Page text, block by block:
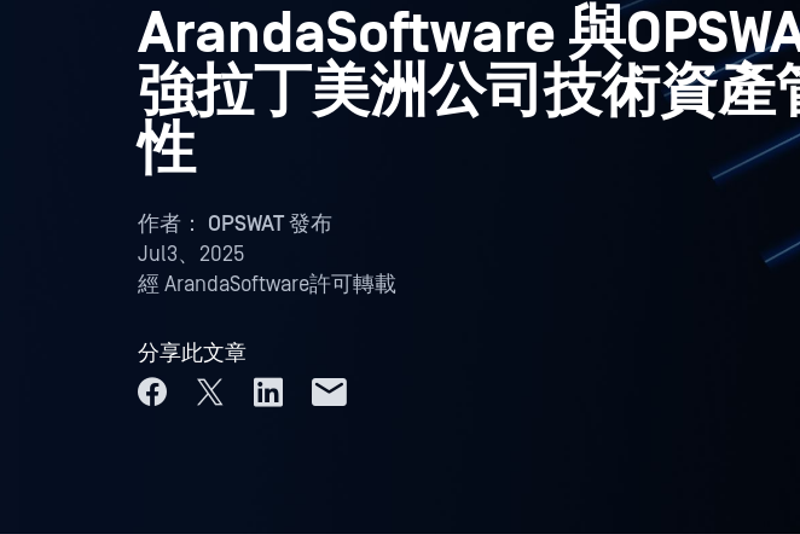
ArandaSoftware 與
強拉丁美洲公司技術資
性
作者： OPSWAT 發布
Jul3、2025
經 ArandaSoftware許可轉載
分享此文章